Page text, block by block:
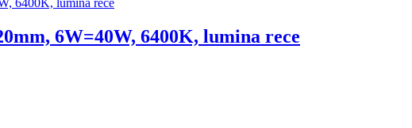
6W=40W, 6400K, lumina rece